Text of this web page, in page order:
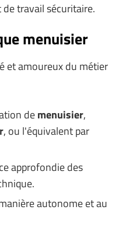
travail sécuritaire.
menuisier
et amoureux du métier
demenuisier,
, ou l'équivalent par
approfondie des
autonome et au